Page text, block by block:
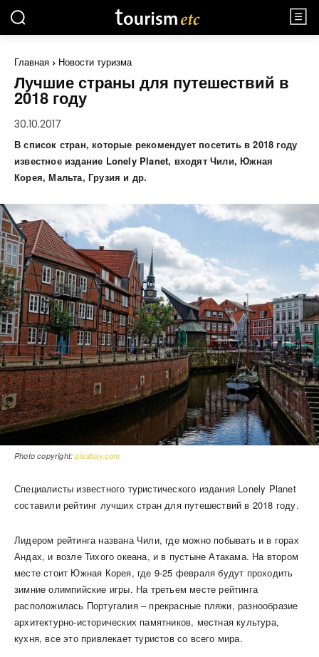
Главная Новости туризма
Лучшие страны для путешествий в
2018 году
30.10.2017
В список стран, которые рекомендует посетить в 2018 году
известное издание Lonely Planet, входят Чили, Южная
Корея, Мальта, Грузия и др.
Photo copyright:pixabay.com
Специалисты известного туристического издания Lonely Planet
составили рейтинг лучших стран для путешествий в 2018 году.
Лидером рейтинга названа Чили, где можно побывать и в горах
Андах, и возле Тихого океана, и в пустыне Атакама. На втором
месте стоит Южная Корея, где 9-25 февраля будут проходить
зимние олимпийские игры. На третьем месте рейтинга
расположилась Португалия – прекрасные пляжи, разнообразие
архитектурно-исторических памятников, местная культура,
кухня, все это привлекает туристов со всего мира.